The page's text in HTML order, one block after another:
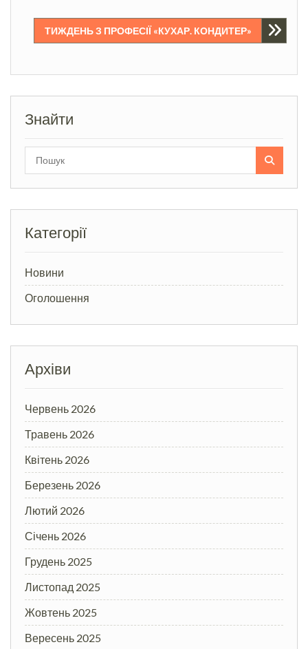
записів
ТИЖДЕНЬ З ПРОФЕСІЇ «КУХАР. КОНДИТЕР»
Знайти
Категорії
Новини
Оголошення
Архіви
Червень 2026
Травень 2026
Квітень 2026
Березень 2026
Лютий 2026
Січень 2026
Грудень 2025
Листопад 2025
Жовтень 2025
Вересень 2025